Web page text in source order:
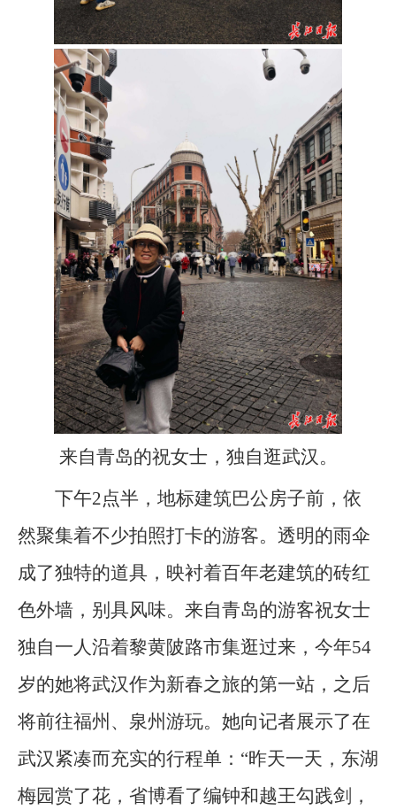
来自青岛的祝女士，独自逛武汉。
下午2点半，地标建筑巴公房子前，依
然聚集着不少拍照打卡的游客。透明的雨伞
成了独特的道具，映衬着百年老建筑的砖红
色外墙，别具风味。来自青岛的游客祝女士
独自一人沿着黎黄陂路市集逛过来，今年54
岁的她将武汉作为新春之旅的第一站，之后
将前往福州、泉州游玩。她向记者展示了在
武汉紧凑而充实的行程单：“昨天一天，东湖
梅园赏了花，省博看了编钟和越王勾践剑，